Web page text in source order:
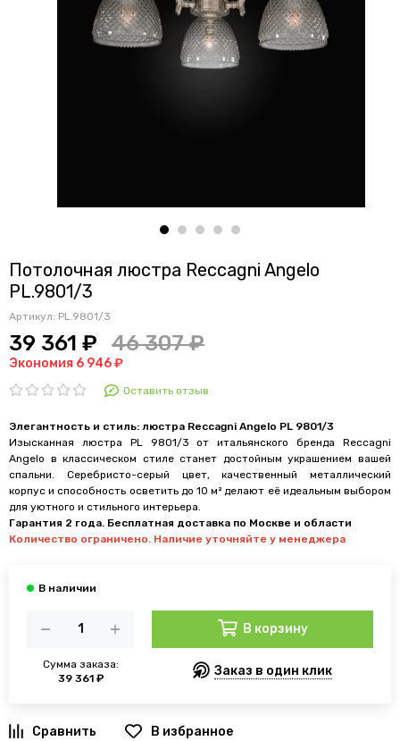
Потолочная люстра Reccagni Angelo
PL.9801/3
Артикул: PL.9801/3
39 361 ₽ 46 307 ₽
Экономия 6 946 ₽
Оставить отзыв
Элегантность и стиль: люстра Reccagni Angelo PL 9801/3
Изысканная люстра PL 9801/3 от итальянского бренда Reccagni
Angelo в классическом стиле станет достойным украшением вашей
спальни. Серебристо-серый цвет, качественный металлический
корпус и способность осветить до 10 м² делают её идеальным выбором
для уютного и стильного интерьера.
Гарантия 2 года. Бесплатная доставка по Москве и области
Количество ограничено. Наличие уточняйте у менеджера
Сумма заказа:
39 361 ₽
В корзину
Заказ в один клик
В избранное